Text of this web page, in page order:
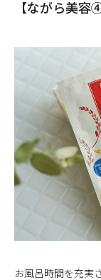
【ながら美
お風呂時間を充実